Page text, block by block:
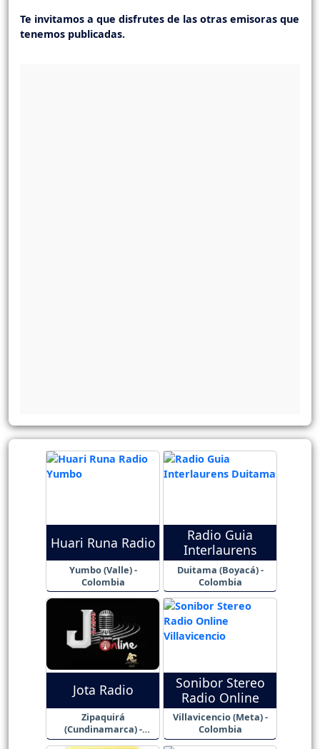
Te invitamos a que disfrutes de las otras emisoras que
tenemos publicadas.
Huari Runa Radio
Yumbo (Valle) -
Colombia
Radio Guia
Interlaurens
Duitama (Boyacá) -
Colombia
Jota Radio
Zipaquirá
(Cundinamarca) -
Colombia
Sonibor Stereo
Radio Online
Villavicencio (Meta) -
Colombia